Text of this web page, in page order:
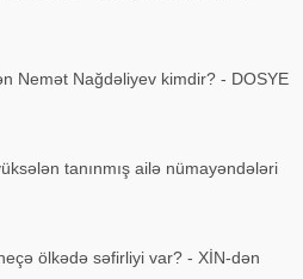
Nemət Nağdəliyev kimdir? - DOSYE
tanınmış ailə nümayəndələri
ölkədə səfirliyi var? - XİN-dən